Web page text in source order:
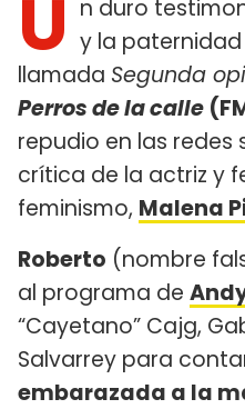
U n duro
y la
llamada Segunda
Perros de la calle
repudio en las redes
crítica de la actriz y
feminismo, Malena
Roberto (nombre
al programa de
“Cayetano” Cajg,
Salvarrey para
embarazada a la